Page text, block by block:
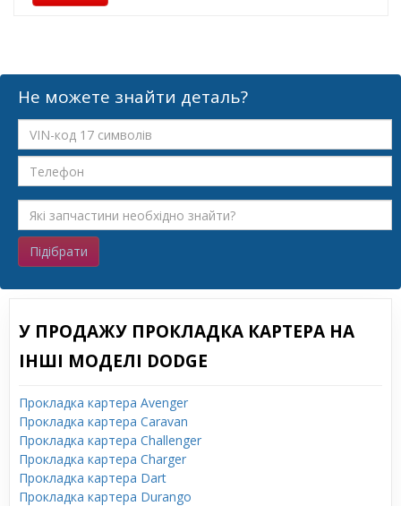
Не можете знайти деталь?
Підібрати
У ПРОДАЖУ ПРОКЛАДКА КАРТЕРА НА
ІНШІ МОДЕЛІ DODGE
Прокладка картера Avenger
Прокладка картера Caravan
Прокладка картера Challenger
Прокладка картера Charger
Прокладка картера Dart
Прокладка картера Durango